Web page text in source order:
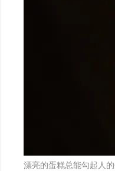
漂亮的蛋糕总能勾起人